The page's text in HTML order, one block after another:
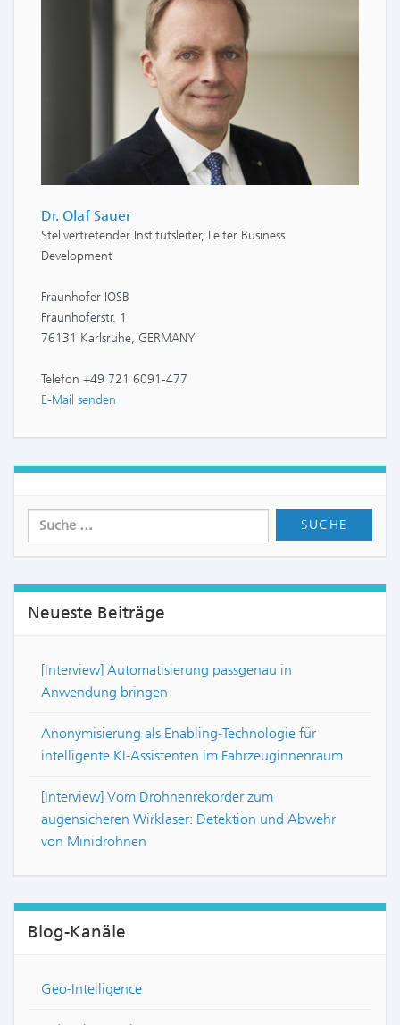
Dr. Olaf Sauer
Stellvertretender Institutsleiter, Leiter Business
Development
Fraunhofer IOSB
Fraunhoferstr. 1
76131 Karlsruhe, GERMANY
Telefon +49 721 6091-477
E-Mail senden
Neueste Beiträge
[Interview] Automatisierung passgenau in
Anwendung bringen
Anonymisierung als Enabling-Technologie für
intelligente KI-Assistenten im Fahrzeuginnenraum
[Interview] Vom Drohnenrekorder zum
augensicheren Wirklaser: Detektion und Abwehr
von Minidrohnen
Blog-Kanäle
Geo-Intelligence